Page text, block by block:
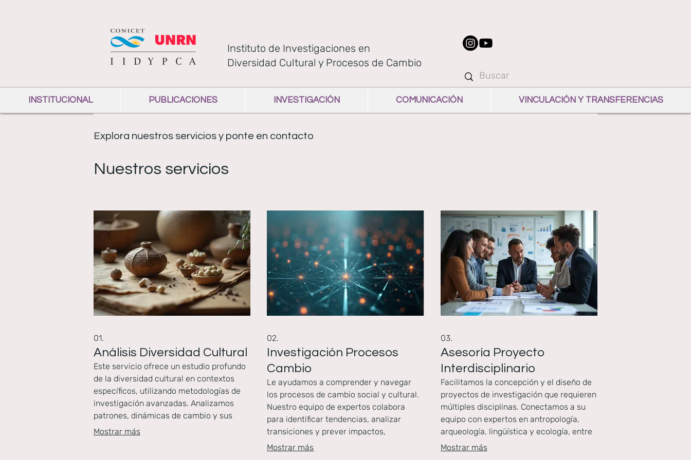
Instituto de Investigaciones en
Diversidad Cultural y Procesos de Cambio
INSTITUCIONAL PUBLICACIONES INVESTIGACIÓN COMUNICACIÓN VINCULACIÓN Y TRANSFERENCIAS
Explora nuestros servicios y ponte en contacto
Nuestros servicios
01.
Análisis Diversidad Cultural
Este servicio ofrece un estudio profundo
de la diversidad cultural en contextos
específicos, utilizando metodologías de
investigación avanzadas. Analizamos
patrones, dinámicas de cambio y sus
implicaciones para su organización o
Mostrar más
02.
Investigación Procesos
Cambio
Le ayudamos a comprender y navegar
los procesos de cambio social y cultural.
Nuestro equipo de expertos colabora
para identificar tendencias, analizar
transiciones y prever impactos,
permitiéndole adaptarse
Mostrar más
03.
Asesoría Proyecto
Interdisciplinario
Facilitamos la concepción y el diseño de
proyectos de investigación que requieren
múltiples disciplinas. Conectamos a su
equipo con expertos en antropología,
arqueología, lingüística y ecología, entre
otros, para asegurar una perspectiva
Mostrar más